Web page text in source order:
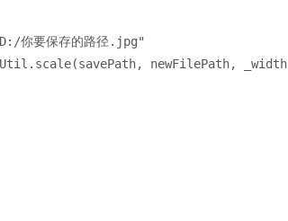
你要保存的路径 .jpg"
scale(savePath, newFilePath, _width